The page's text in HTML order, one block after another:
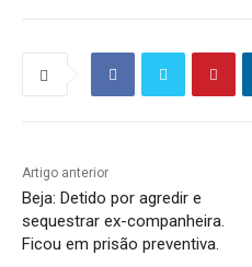
Artigo anterior
Beja: Detido por agredir e
sequestrar ex-companheira.
Ficou em prisão preventiva.